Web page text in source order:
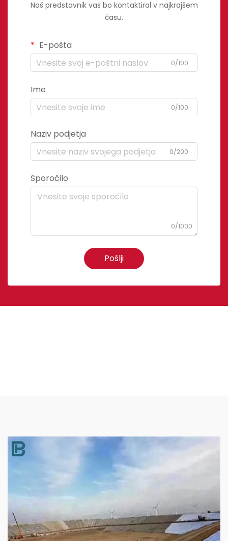
Naš predstavnik vas bo kontaktiral v najkrajšem
času.
E-pošta
0/100
Ime
0/100
Naziv podjetja
0/200
Sporočilo
0/1000
Pošlji